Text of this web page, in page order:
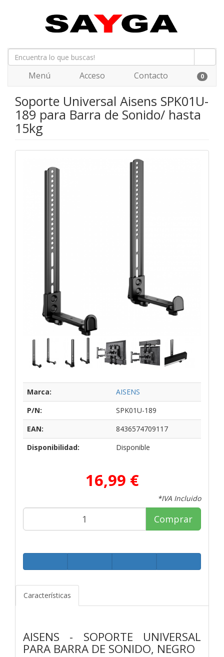
Menú Acceso Contacto 0
Soporte Universal Aisens SPK01U-
189 para Barra de Sonido/ hasta
15kg
Marca:
AISENS
P/N:
SPK01U-189
EAN:
8436574709117
Disponibilidad:
Disponible
16,99 €
*IVA Incluido
Comprar
Características
AISENS - SOPORTE UNIVERSAL
PARA BARRA DE SONIDO, NEGRO